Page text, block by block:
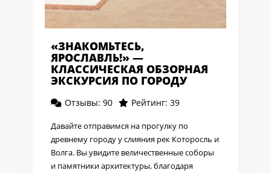
«ЗНАКОМЬТЕСЬ,
ЯРОСЛАВЛЬ!» —
КЛАССИЧЕСКАЯ ОБЗОРНАЯ
ЭКСКУРСИЯ ПО ГОРОДУ
Отзывы: 90 Рейтинг: 39
Давайте отправимся на прогулку по
древнему городу у слияния рек Которосль и
Волга. Вы увидите величественные соборы
и памятники архитектуры, благодаря